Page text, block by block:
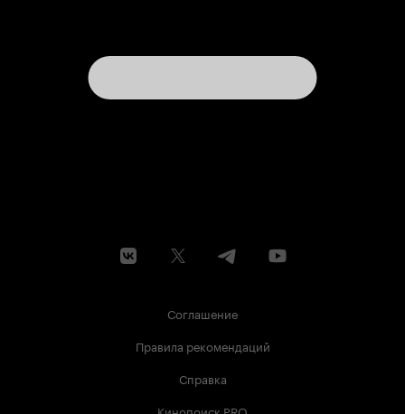
Соглашение
Правила рекомендаций
Справка
Кинопоиск PRO